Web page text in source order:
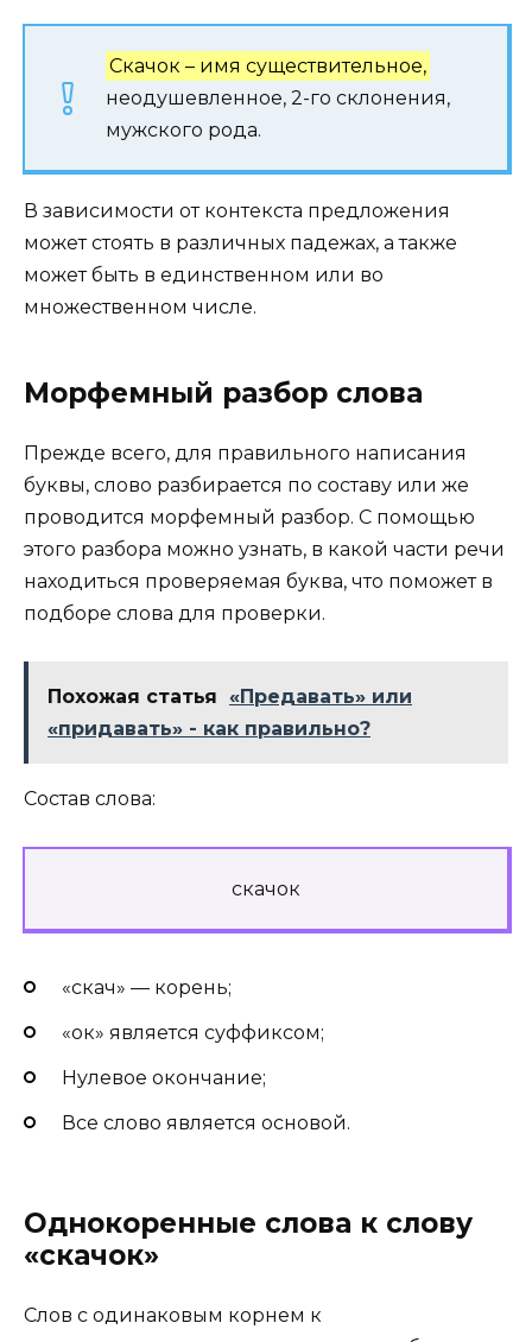
Скачок – имя существительное,
неодушевленное, 2-го склонения,
мужского рода.
В зависимости от контекста предложения
может стоять в различных падежах, а также
может быть в единственном или во
множественном числе.
Морфемный разбор слова
Прежде всего, для правильного написания
буквы, слово разбирается по составу или же
проводится морфемный разбор. С помощью
этого разбора можно узнать, в какой части речи
находиться проверяемая буква, что поможет в
подборе слова для проверки.
Похожая статья
«Предавать» или
«придавать» - как правильно?
Состав слова:
скачок
«скач» — корень;
«ок» является суффиксом;
Нулевое окончание;
Все слово является основой.
Однокоренные слова к слову
«скачок»
Слов с одинаковым корнем к